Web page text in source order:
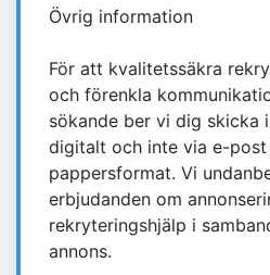
Övrig information
För att kvalitetssäkra
och förenkla
sökande ber vi dig skicka
digitalt och inte via e-post
pappersformat. Vi
erbjudanden om
rekryteringshjälp i
annons.